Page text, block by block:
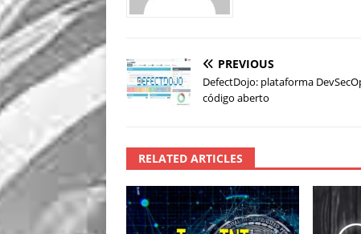
PREVIOUS
DefectDojo: plataforma
código aberto
RELATED ARTICLES